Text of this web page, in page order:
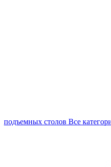
подъемных столов Все